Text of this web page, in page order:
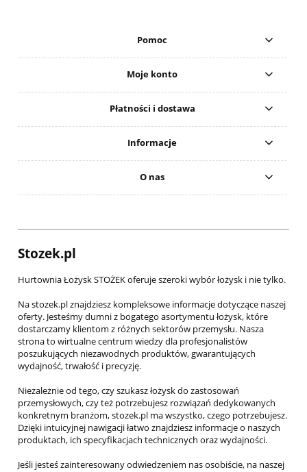
Pomoc
Moje konto
Płatności i dostawa
Informacje
O nas
Stozek.pl
Hurtownia Łożysk STOŻEK oferuje szeroki wybór łożysk i nie tylko.
Na stozek.pl znajdziesz kompleksowe informacje dotyczące naszej
oferty. Jesteśmy dumni z bogatego asortymentu łożysk, które
dostarczamy klientom z różnych sektorów przemysłu. Nasza
strona to wirtualne centrum wiedzy dla profesjonalistów
poszukujących niezawodnych produktów, gwarantujących
wydajność, trwałość i precyzję.
Niezależnie od tego, czy szukasz łożysk do zastosowań
przemysłowych, czy też potrzebujesz rozwiązań dedykowanych
konkretnym branżom, stozek.pl ma wszystko, czego potrzebujesz.
Dzięki intuicyjnej nawigacji łatwo znajdziesz informacje o naszych
produktach, ich specyfikacjach technicznych oraz wydajności.
Jeśli jesteś zainteresowany odwiedzeniem nas osobiście, na naszej